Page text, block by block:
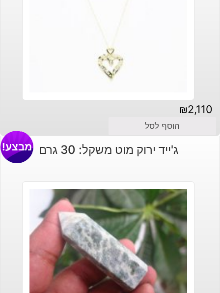
₪2,110
הוסף לסל
ג'ייד ירוק מוט משקל: 30 גרם מבצע!